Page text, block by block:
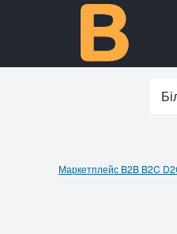
Маркетплейс B2B B2C